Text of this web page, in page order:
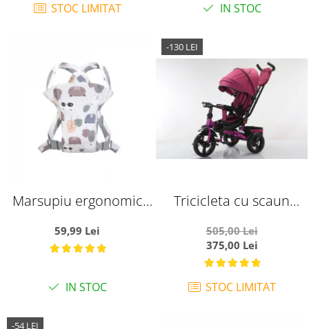
STOC LIMITAT
lumini
IN STOC
Marsupiu ergonomic
bebelusi, Frunze si
Ursuleti, gri
59,99 Lei
IN STOC
-130 LEI
Tricicleta cu scaun
somn, SL02 - Mov
505,00 Lei
375,00 Lei
STOC LIMITAT
-54 LEI